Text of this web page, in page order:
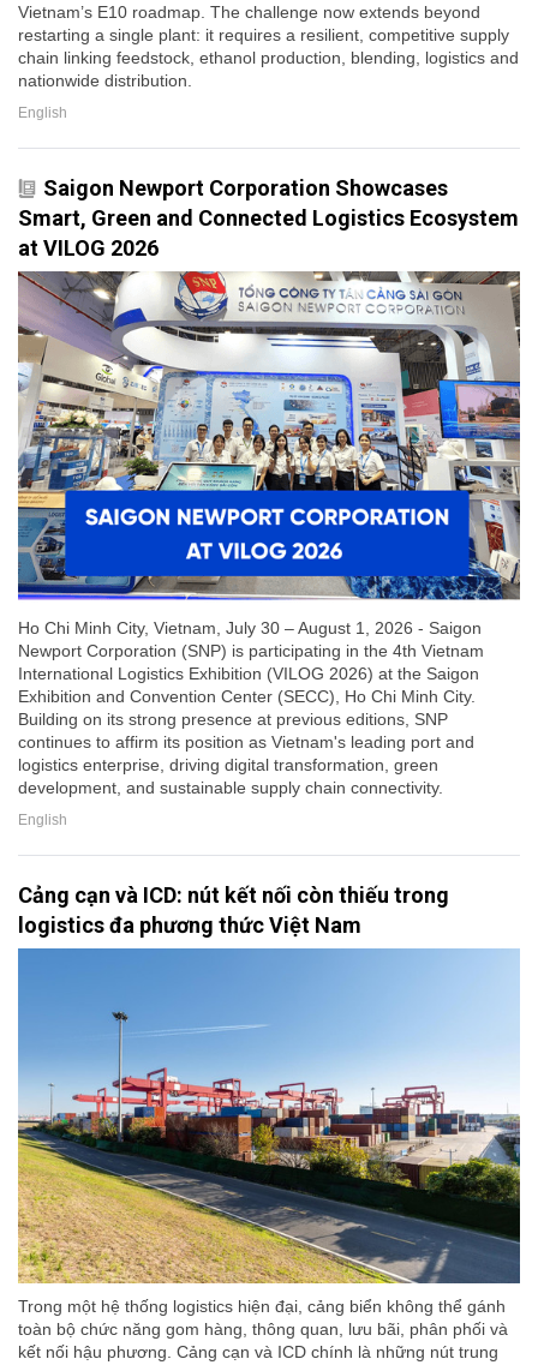
Vietnam’s E10 roadmap. The challenge now extends beyond
restarting a single plant: it requires a resilient, competitive supply
chain linking feedstock, ethanol production, blending, logistics and
nationwide distribution.
English
Saigon Newport Corporation Showcases
Smart, Green and Connected Logistics Ecosystem
at VILOG 2026
Ho Chi Minh City, Vietnam, July 30 – August 1, 2026 - Saigon
Newport Corporation (SNP) is participating in the 4th Vietnam
International Logistics Exhibition (VILOG 2026) at the Saigon
Exhibition and Convention Center (SECC), Ho Chi Minh City.
Building on its strong presence at previous editions, SNP
continues to affirm its position as Vietnam's leading port and
logistics enterprise, driving digital transformation, green
development, and sustainable supply chain connectivity.
English
Cảng cạn và ICD: nút kết nối còn thiếu trong
logistics đa phương thức Việt Nam
Trong một hệ thống logistics hiện đại, cảng biển không thể gánh
toàn bộ chức năng gom hàng, thông quan, lưu bãi, phân phối và
kết nối hậu phương. Cảng cạn và ICD chính là những nút trung